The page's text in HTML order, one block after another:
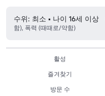
수위: 최소 • 나이 16세 이상
함), 폭력 (때때로/약함)
활성
즐겨찾기
방문 수